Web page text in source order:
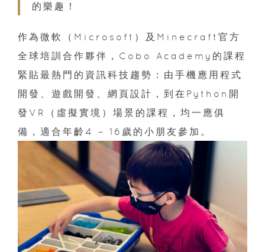
的樂趣！
作為微軟（Microsoft）及Minecraft官方
全球培訓合作夥伴，Cobo Academy的課程
緊貼最熱門的資訊科技趨勢：由手機應用程式
開發、遊戲開發、網頁設計，到在Python開
發VR（虛擬實境）場景的課程，均一應俱
備，適合年齡4 – 16歲的小朋友參加。